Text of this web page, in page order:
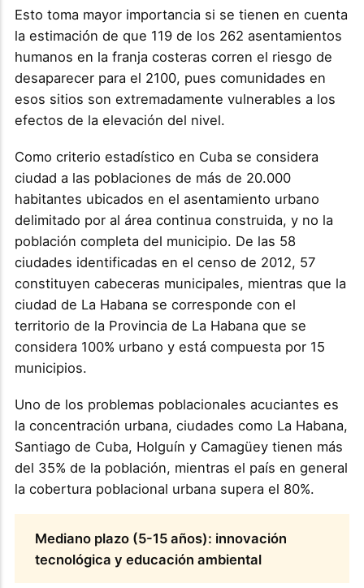
Esto toma mayor importancia si se tienen en cuenta
la estimación de que 119 de los 262 asentamientos
humanos en la franja costeras corren el riesgo de
desaparecer para el 2100, pues comunidades en
esos sitios son extremadamente vulnerables a los
efectos de la elevación del nivel.
Como criterio estadístico en Cuba se considera
ciudad a las poblaciones de más de 20.000
habitantes ubicados en el asentamiento urbano
delimitado por al área continua construida, y no la
población completa del municipio. De las 58
ciudades identificadas en el censo de 2012, 57
constituyen cabeceras municipales, mientras que la
ciudad de La Habana se corresponde con el
territorio de la Provincia de La Habana que se
considera 100% urbano y está compuesta por 15
municipios.
Uno de los problemas poblacionales acuciantes es
la concentración urbana, ciudades como La Habana,
Santiago de Cuba, Holguín y Camagüey tienen más
del 35% de la población, mientras el país en general
la cobertura poblacional urbana supera el 80%.
Mediano plazo (5-15 años): innovación
tecnológica y educación ambiental